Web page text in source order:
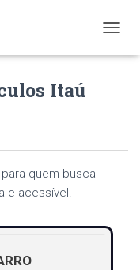
O
I
Itaú
quem busca
e acessível.